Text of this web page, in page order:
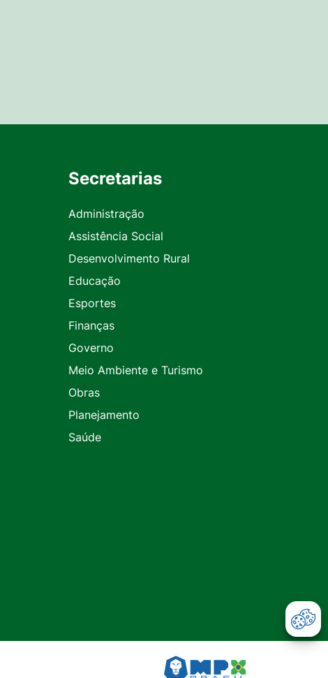
Secretarias
Administração
Assistência Social
Desenvolvimento Rural
Educação
Esportes
Finanças
Governo
Meio Ambiente e Turismo
Obras
Planejamento
Saúde